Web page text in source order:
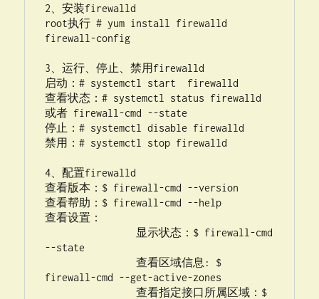
2、安装firewalld
root执行 # yum install firewalld
firewall-config
3、运行、停止、禁用firewalld
启动：# systemctl start  firewalld
查看状态：# systemctl status firewalld
或者 firewall-cmd --state
停止：# systemctl disable firewalld
禁用：# systemctl stop firewalld
4、配置firewalld
查看版本：$ firewall-cmd --version
查看帮助：$ firewall-cmd --help
查看设置：
--state
                查看区域信息: $
firewall-cmd --get-active-zones
                查看指定接口所属区域：$